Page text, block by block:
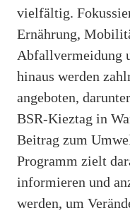
vielfältig.
Ernährung,
Abfallvermeidung
hinaus werden
angeboten,
BSR-Kieztag in
Beitrag zum
Programm zielt
informieren und
werden, um